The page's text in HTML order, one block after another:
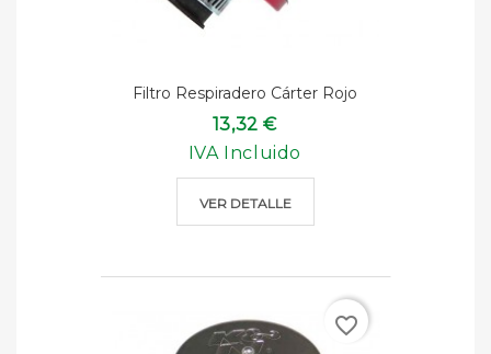
Filtro Respiradero Cárter Rojo
13,32 €
IVA Incluido
VER DETALLE
favorite_border